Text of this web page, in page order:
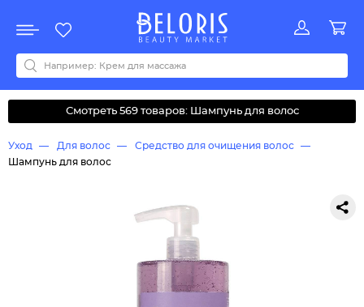
Акции
Все бренды
0-9ABCDEFGHIJKLMNOPQRSTUVWYZАБВДЗИМОКЛНПРСТУФ
Смотреть 569 товаров: Шампунь для волос
Уход Для волос
Средство для очищения волос
Шампунь для волос